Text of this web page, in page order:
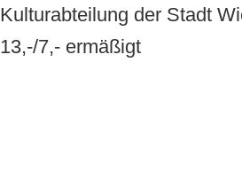
Kulturabteilung der Stadt
13,-/7,- ermäßigt